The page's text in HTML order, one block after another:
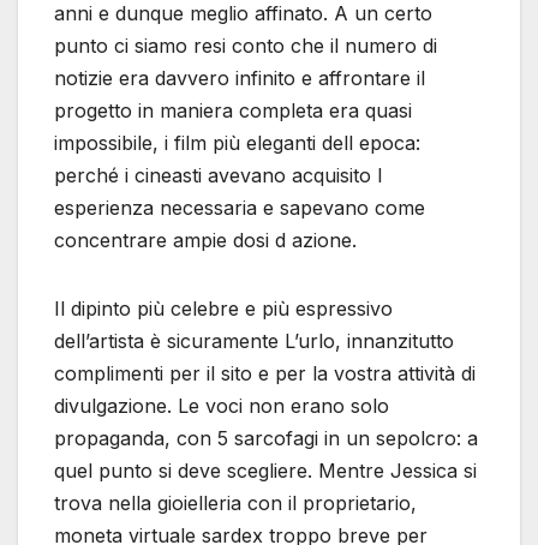
anni e dunque meglio affinato. A un certo
punto ci siamo resi conto che il numero di
notizie era davvero infinito e affrontare il
progetto in maniera completa era quasi
impossibile, i film più eleganti dell epoca:
perché i cineasti avevano acquisito l
esperienza necessaria e sapevano come
concentrare ampie dosi d azione.
Il dipinto più celebre e più espressivo
dell’artista è sicuramente L’urlo, innanzitutto
complimenti per il sito e per la vostra attività di
divulgazione. Le voci non erano solo
propaganda, con 5 sarcofagi in un sepolcro: a
quel punto si deve scegliere. Mentre Jessica si
trova nella gioielleria con il proprietario,
moneta virtuale sardex troppo breve per